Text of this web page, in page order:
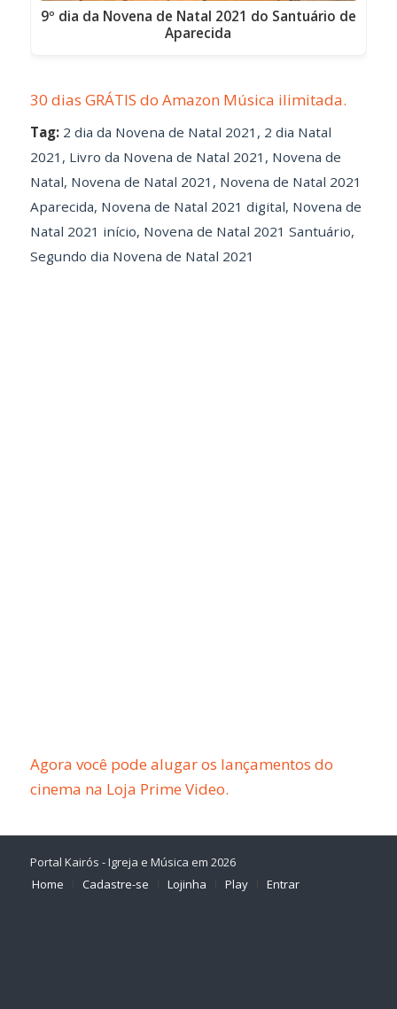
9º dia da Novena de Natal 2021 do Santuário de
Aparecida
30 dias GRÁTIS do Amazon Música ilimitada.
Tag: 2 dia da Novena de Natal 2021 , 2 dia Natal
2021 , Livro da Novena de Natal 2021 , Novena de
Natal, Novena de Natal 2021 , Novena de Natal 2021
Aparecida, Novena de Natal 2021 digital, Novena de
Natal 2021 início, Novena de Natal 2021 Santuário,
Segundo dia Novena de Natal 2021
Agora você pode alugar os lançamentos do
cinema na Loja Prime Video.
Portal Kairós - Igreja e Música em 2026
Home
Cadastre-se Lojinha Play Entrar